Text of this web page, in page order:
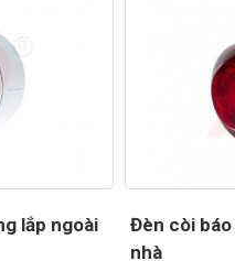
lắp ngoài
Đèn còi
nhà